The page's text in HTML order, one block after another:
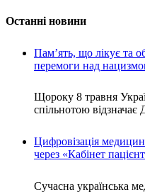
Останні новини
Пам’ять, що лікує та
перемоги над
Щороку 8 травня
спільнотою відзначає
Цифровізація
через «Кабінет
Сучасна українська